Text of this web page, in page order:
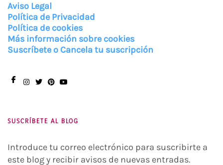
Aviso Legal
Política de Privacidad
Política de cookies
Más información sobre cookies
Suscríbete o Cancela tu suscripción
SUSCRÍBETE AL BLOG
Introduce tu correo electrónico para suscribirte a
este blog y recibir avisos de nuevas entradas.